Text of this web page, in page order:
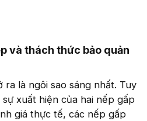
và thách thức bảo quản
ra là ngôi sao sáng nhất. Tuy
xuất hiện của hai nếp gấp
giá thực tế, các nếp gấp